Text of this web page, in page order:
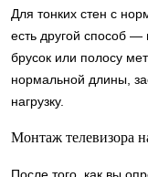
Для тонких стен с
есть другой способ —
брусок или полосу
нормальной длины,
нагрузку.
Монтаж телевизора